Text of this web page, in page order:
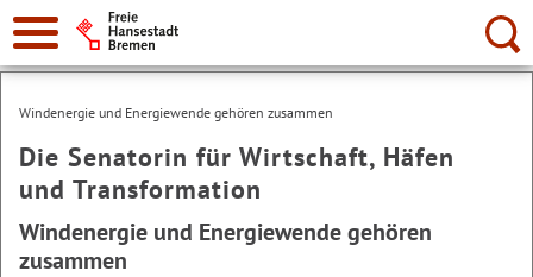
Suche:
Windenergie und Energiewende gehören zusammen
Die Senatorin für Wirtschaft, Häfen
und Transformation
Windenergie und Energiewende gehören
zusammen